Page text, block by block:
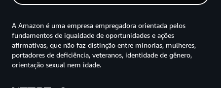
A Amazon é uma empresa empregadora orientada pelos
fundamentos de igualdade de oportunidades e ações
afirmativas, que não faz distinção entre minorias, mulheres,
portadores de deficiência, veteranos, identidade de gênero,
orientação sexual nem idade.